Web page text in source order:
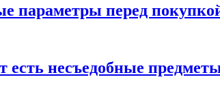
параметры перед
несъедобные